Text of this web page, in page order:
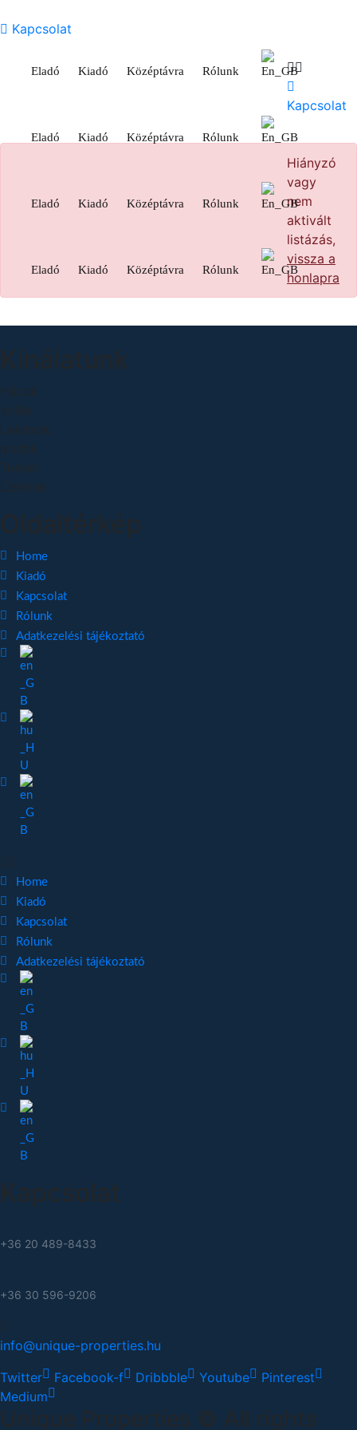
Kapcsolat
Eladó Kiadó Középtávra Rólunk
Eladó Kiadó Középtávra Rólunk
Eladó Kiadó Középtávra Rólunk
Eladó Kiadó Középtávra Rólunk
Kapcsolat
Hiányzó
vagy
nem
aktivált
listázás,
vissza a
honlapra
Home
Kiadó
Kapcsolat
Rólunk
Adatkezelési tájékoztató
Home
Kiadó
Kapcsolat
Rólunk
Adatkezelési tájékoztató
+36 20 489-8433
+36 30 596-9206
info@unique-properties.hu
Twitter
Facebook-f Dribbble Youtube
Pinterest
Medium